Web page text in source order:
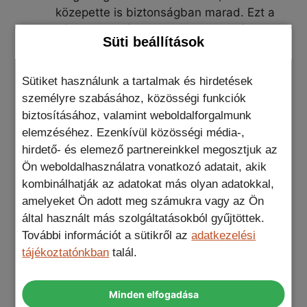
Süti beállítások
Sütiket használunk a tartalmak és hirdetések
személyre szabásához, közösségi funkciók
biztosításához, valamint weboldalforgalmunk
elemzéséhez. Ezenkívül közösségi média-,
hirdető- és elemező partnereinkkel megosztjuk az
Ön weboldalhasználatra vonatkozó adatait, akik
kombinálhatják az adatokat más olyan adatokkal,
amelyeket Ön adott meg számukra vagy az Ön
által használt más szolgáltatásokból gyűjtöttek.
További információt a sütikről azadatkezelési
tájékoztatónkban talál.
Minden elfogadása
közepette is biztonságban marad. Ezt a
megérdemlitek.
már azon, mi történne, ha egy apró, de
zseniális légpárna óvná telefonod minden
sarkát? Nos, ne csak gondolkodj rajta! Az
Air Cushion technológia, amelyet ebbe a
Liquid Air telefontok termékbe építettek,
pontosan ezt kínálja. Egy apró, de
jelentős részlet, ami hatalmas különbség
más tokokhoz képest.
Karcsúság és kényelem:Sokan félnek
attól, hogy egy telefontok megvastagítja
a telefonjukat. Ezzel a Liquid Air
kompromisszumot kötnöd a védelem és